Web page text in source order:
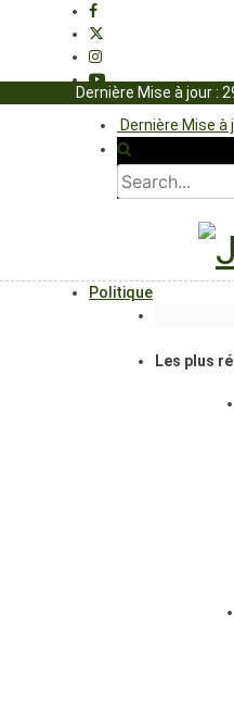
Dernière Mise à
Dernière Mise à jour :
Politique
Les plus